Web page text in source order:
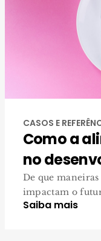
CASOS E
Como a
no
De que
impactam o
Saiba mais